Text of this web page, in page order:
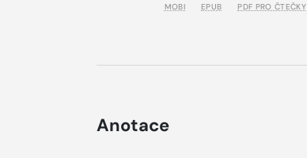
MOBI EPUB PDF PRO ČTEČKY
Anotace